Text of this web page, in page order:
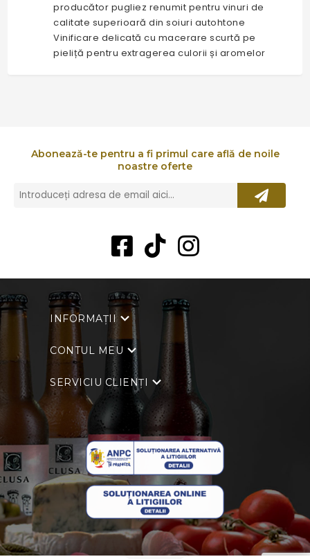
producător pugliez renumit pentru vinuri de
calitate superioară din soiuri autohtone
Vinificare delicată cu macerare scurtă pe
pieliță pentru extragerea culorii și aromelor
Abonează-te pentru a fi primul care află de noile
noastre oferte
INFORMAȚII
CONTUL MEU
SERVICIU CLIENȚI